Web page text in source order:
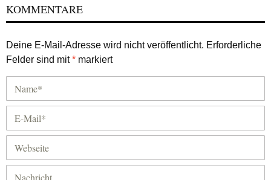
KOMMENTARE
Deine E-Mail-Adresse wird nicht veröffentlicht. Erforderliche
Felder sind mit* markiert